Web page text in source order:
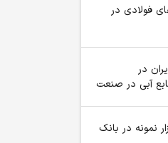
فولادی در
در
آبی در صنعت
۲۶۰ هزار نمونه در بانک